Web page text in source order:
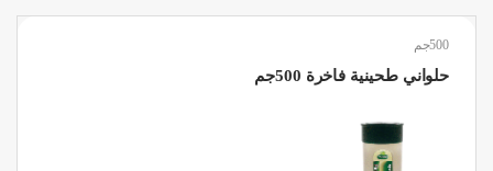
500جم
حلواني طحينية فاخرة 500جم